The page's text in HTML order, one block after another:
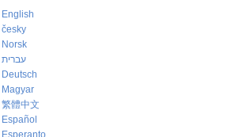
English
česky
Norsk
עברית
Deutsch
Magyar
繁體中文
Español
Esperanto